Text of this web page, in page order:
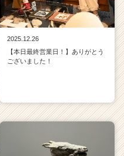
2025.12.26
【本日最終営業日！】ありがとう
ございました！